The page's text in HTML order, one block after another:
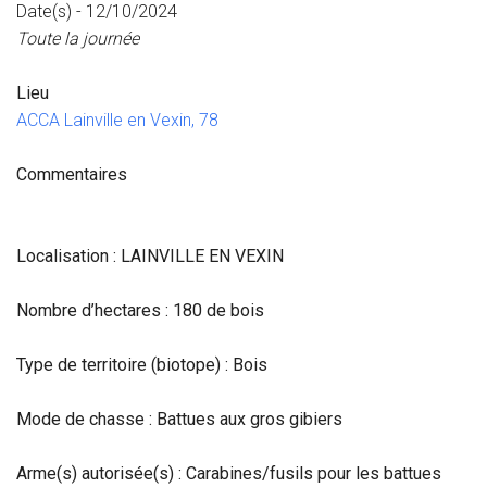
Date(s) - 12/10/2024
Toute la journée
Lieu
ACCA Lainville en Vexin, 78
Commentaires
Localisation : LAINVILLE EN VEXIN
Nombre d’hectares : 180 de bois
Type de territoire (biotope) : Bois
Mode de chasse : Battues aux gros gibiers
Arme(s) autorisée(s) : Carabines/fusils pour les battues